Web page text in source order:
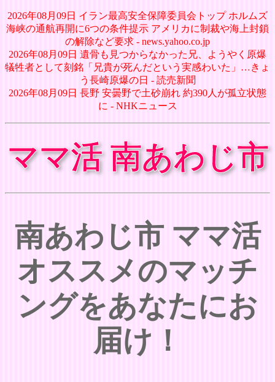
2026年08月09日 イラン最高安全保障委員会トップ ホルムズ
海峡の通航再開に6つの条件提示 アメリカに制裁や海上封鎖
の解除など要求 - news.yahoo.co.jp
2026年08月09日 遺骨も見つからなかった兄、ようやく原爆
犠牲者として刻銘「兄貴が死んだという実感わいた」…きょ
う長崎原爆の日 - 読売新聞
2026年08月09日 長野 安曇野で土砂崩れ 約390人が孤立状態
に - NHKニュース
ママ活 南あわじ市
南あわじ市 ママ活
オススメのマッチ
ングをあなたにお
届け！